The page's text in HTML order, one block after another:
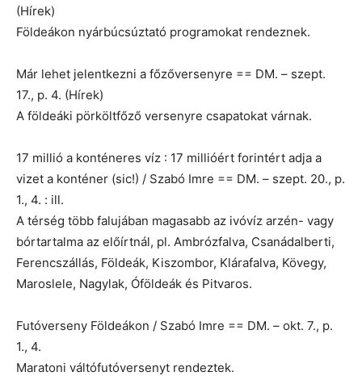
(Hírek)
Földeákon nyárbúcsúztató programokat rendeznek.
Már lehet jelentkezni a főzőversenyre == DM. – szept.
17., p. 4. (Hírek)
A földeáki pörköltfőző versenyre csapatokat várnak.
17 millió a konténeres víz : 17 millióért forintért adja a
vizet a konténer (sic!) / Szabó Imre == DM. – szept. 20., p.
1., 4. : ill.
A térség több falujában magasabb az ivóvíz arzén- vagy
bórtartalma az előírtnál, pl. Ambrózfalva, Csanádalberti,
Ferencszállás, Földeák, Kiszombor, Klárafalva, Kövegy,
Maroslele, Nagylak, Óföldeák és Pitvaros.
Futóverseny Földeákon / Szabó Imre == DM. – okt. 7., p.
1., 4.
Maratoni váltófutóversenyt rendeztek.